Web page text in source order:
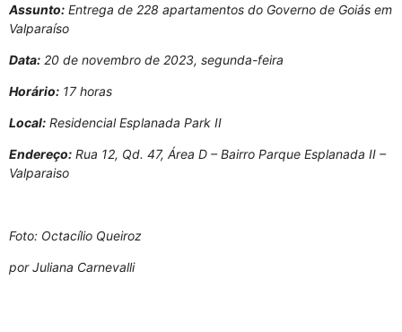
Assunto: Entrega de 228 apartamentos do Governo de Goiás em
Valparaíso
Data: 20 de novembro de 2023, segunda-feira
Horário: 17 horas
Local: Residencial Esplanada Park II
Endereço: Rua 12, Qd. 47, Área D – Bairro Parque Esplanada II –
Valparaiso
Foto: Octacílio Queiroz
por Juliana Carnevalli